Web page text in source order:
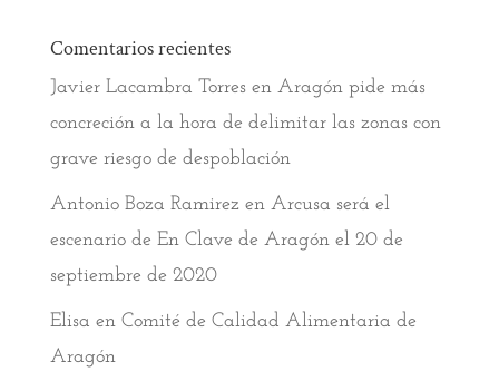
Comentarios recientes
Javier Lacambra Torresen Aragón pide más
concreción a la hora de delimitar las zonas con
grave riesgo de despoblación
Antonio Boza Ramirez en Arcusa será el
escenario de En Clave de Aragón el 20 de
septiembre de 2020
Elisa en Comité de Calidad Alimentaria de
Aragón